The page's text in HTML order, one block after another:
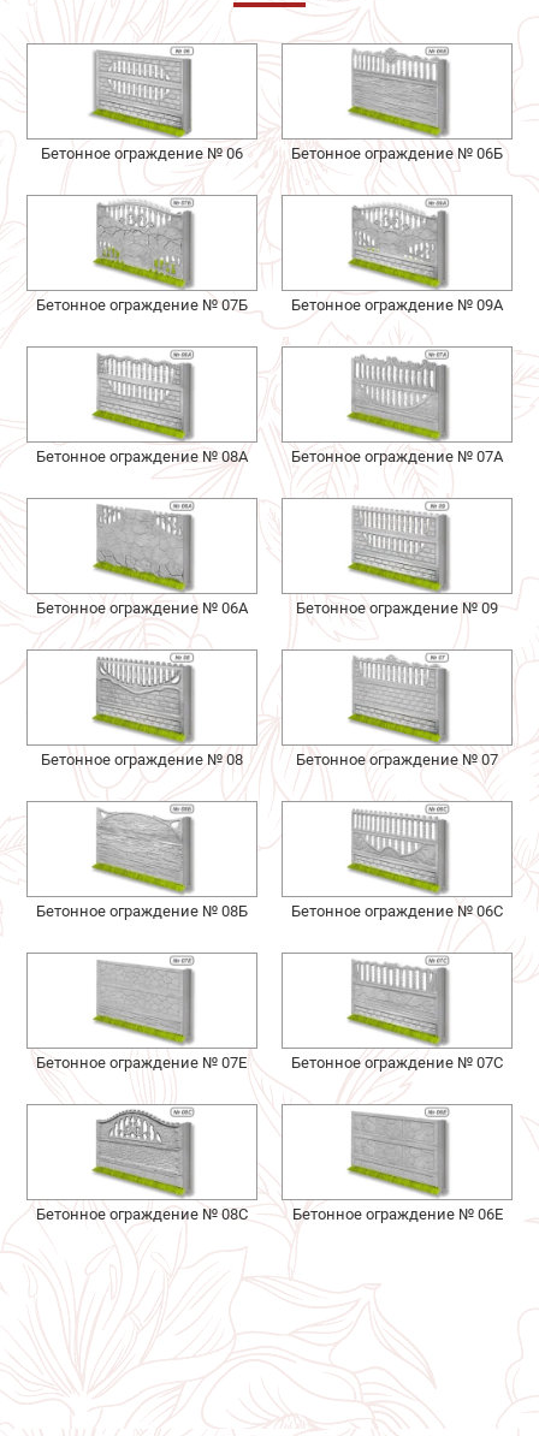
Бетонное ограждение № 06 Бетонное ограждение № 06Б
Бетонное ограждение № 07Б Бетонное ограждение № 09А
Бетонное ограждение № 08А Бетонное ограждение № 07А
Бетонное ограждение № 06А Бетонное ограждение № 09
Бетонное ограждение № 08 Бетонное ограждение № 07
Бетонное ограждение № 08Б Бетонное ограждение № 06С
Бетонное ограждение № 07Е Бетонное ограждение № 07С
Бетонное ограждение № 08С Бетонное ограждение № 06Е